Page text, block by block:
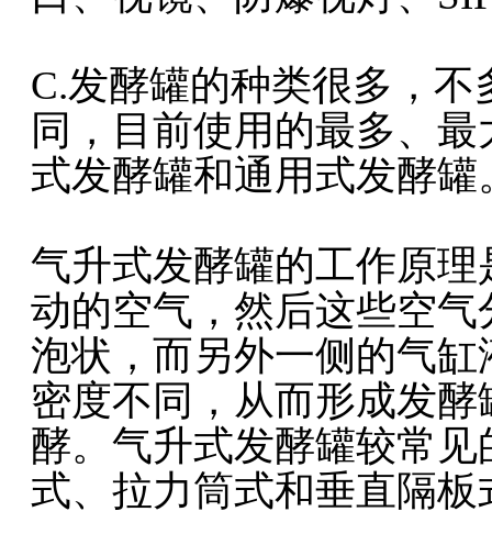
C.发酵罐的种类很多，
同，目前使用的最多、
式发酵罐和通用式发酵罐
气升式发酵罐的工作原
动的空气，然后这些空
泡状，而另外一侧的气
密度不同，从而形成发
酵。气升式发酵罐较常
式、拉力筒式和垂直隔板